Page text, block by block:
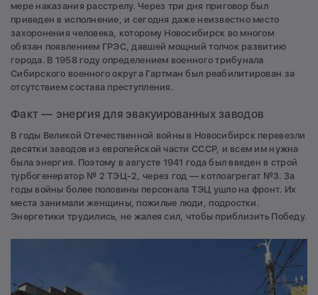
мере наказания расстрелу. Через три дня приговор был
приведен в исполнение, и сегодня даже неизвестно место
захоронения человека, которому Новосибирск во многом
обязан появлением ГРЭС, давшей мощный толчок развитию
города. В 1958 году определением военного трибунала
Сибирского военного округа Гартман был реабилитирован за
отсутствием состава преступления.
Факт — энергия для эвакуированных заводов
В годы Великой Отечественной войны в Новосибирск перевезли
десятки заводов из европейской части СССР, и всем им нужна
была энергия. Поэтому в августе 1941 года был введен в строй
турбогенератор № 2 ТЭЦ-2, через год — котлоагрегат №3. За
годы войны более половины персонала ТЭЦ ушло на фронт. Их
места занимали женщины, пожилые люди, подростки.
Энергетики трудились, не жалея сил, чтобы приблизить Победу.